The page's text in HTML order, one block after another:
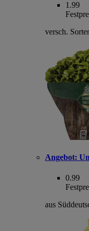
1.99
versch.
Angebot:
0.99
aus